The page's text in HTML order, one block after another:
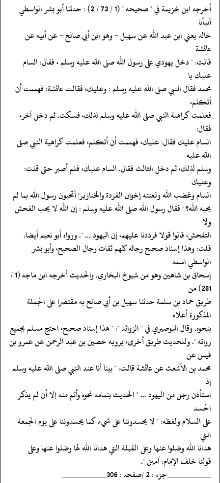
‏‏‏‏أخرجه ابن خزيمة في " صحيحه " (1 / 73 / 2) : حدثنا أبو بشر الواسطي
أنبأنا
‏‏‏‏خالد يعني ابن عبد الله عن سهيل - وهو ابن أبي صالح - عن أبيه عن
عائشة
‏‏‏‏قالت: " دخل يهودي على رسول الله صلى الله عليه وسلم ، فقال: السام
عليك يا
‏‏‏‏محمد فقال النبي صلى الله عليه وسلم : وعليك، فقالت عائشة: فهممت أن
أتكلم،
‏‏‏‏فعلمت كراهية النبي صلى الله عليه وسلم لذلك، فسكت. ثم دخل آخر،
فقال:
‏‏‏‏السام عليك فقال: عليك، فهممت أن أتكلم، فعلمت كراهية النبي صلى
الله عليه
‏‏‏‏وسلم لذلك، ثم دخل الثالث فقال. السام عليك، فلم أصبر حتى قلت:
وعليك
‏‏‏‏السام وغضب الله ولعنته إخوان القردة والخنازير! أتحيون رسول الله بما لم
‏‏‏‏يحيه الله؟ ! فقال رسول الله صلى الله عليه وسلم : إن الله لا يحب الفحش
ولا
‏‏‏‏التفحش، قالوا قولا فرددنا عليهم، إن اليهود ... ". ورواه أبو نعيم أيضا.
‏‏‏‏قلت: وهذا إسناد صحيح رجاله كلهم ثقات رجال الصحيح، وأبو بشر
الواسطي اسمه
‏‏‏‏إسحاق بن شاهين وهو من شيوخ البخاري. والحديث أخرجه ابن ماجه (1 /
281) من
‏‏‏‏طريق حماد بن سلمة حدثنا سهيل بن أبي صالح به مقتصرا على الجملة
المذكورة أعلاه
‏‏‏‏بنحوه. وقال البوصيري في " الزوائد ": " هذا إسناد صحيح، احتج مسلم بجميع
‏‏‏‏رواته ". وللحديث طريق أخرى، يرويه حصين بن عبد الرحمن عن عمرو بن
قيس عن
‏‏‏‏محمد بن الأشعث عن عائشة قالت: " بينا أنا عند النبي صلى الله عليه وسلم
إذ
‏‏‏‏استأذن رجل من اليهود ... " الحديث بتمامه نحوه وأتم منه إلا أن لم يذكر
الحسد
‏‏‏‏على السلام ولفظه: " لا يحسدوننا على شيء كما يحسدوننا على يوم الجمعة
التي
‏‏‏‏هدانا الله وضلوا عنها وعلى القبلة التي هدانا الله لها وضلوا عنها وعلى
‏‏‏‏قولنا خلف الإمام: آمين ".
‏‏‏‏__________جزء : 2 /صفحہ : 306__________